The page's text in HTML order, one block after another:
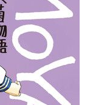
了……